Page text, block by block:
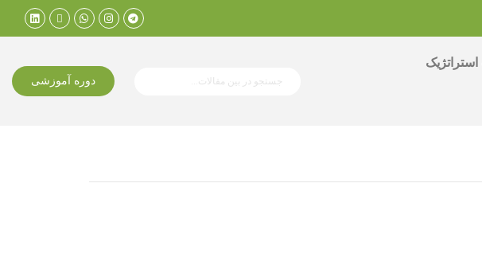
دوره آموزشی